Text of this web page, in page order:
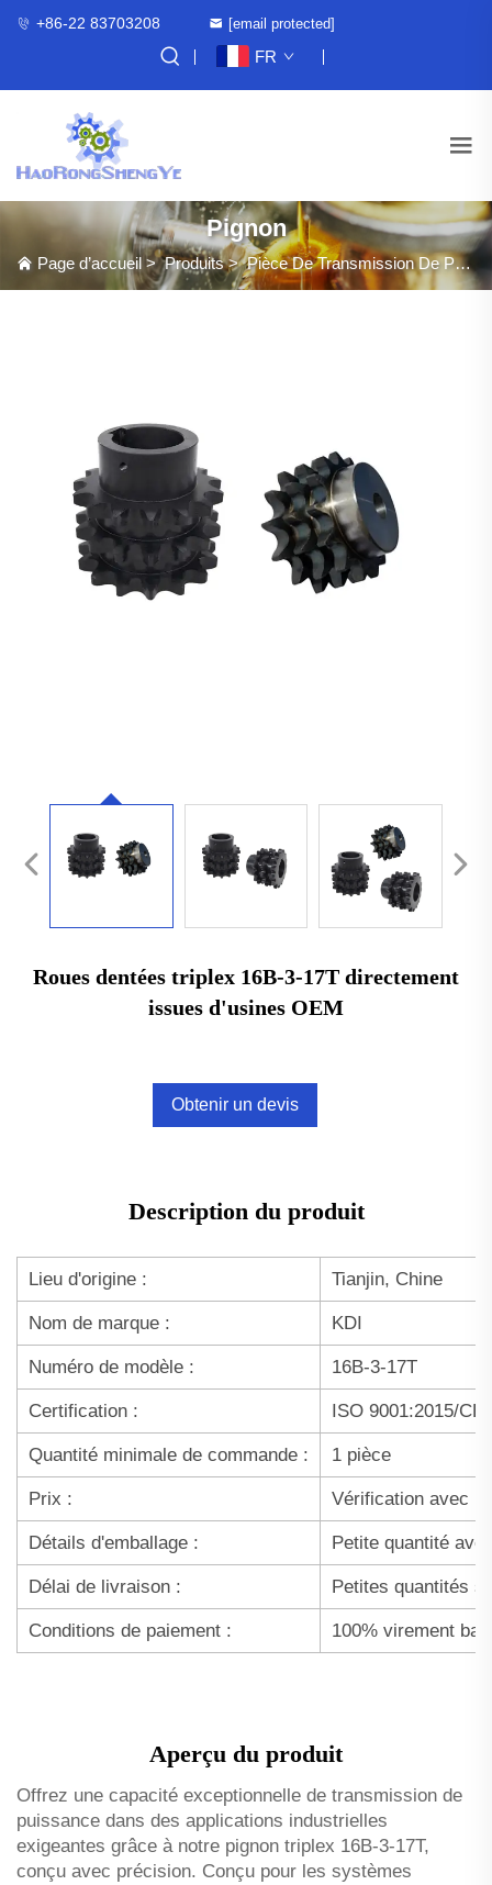
+86-22 83703208 [email protected]
FR
Pignon
Page d’accueil >Produits>Pièce De Transmission De Puissance
Roues dentées triplex 16B-3-17T directement
issues d'usines OEM
Obtenir un devis
Description du produit
Lieu d'origine : Tianjin, Chine
Nom de marque : KDI
Numéro de modèle : 16B-3-17T
Certification : ISO 9001:2015/
Quantité minimale de commande : 1 pièce
Prix : Vérification avec
Détails d'emballage : Petite quantité
Délai de livraison : Petites quantités
Conditions de paiement : 100% virement
Aperçu du produit
Offrez une capacité exceptionnelle de transmission de
puissance dans des applications industrielles
exigeantes grâce à notre pignon triplex 16B-3-17T,
conçu avec précision. Conçu pour les systèmes